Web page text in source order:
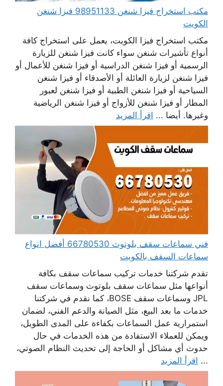
مكتب استخراج فيزا شنغن 98951133 فيزا شنغن
الكويت
مكتب استخراج فيزا الكويت، يعمل على استخراج كافة
أنواع تأشيرات شنغن سواء كانت فيزا شنغن للزيارة
الرسمية أو فيزا شنغن الدراسية أو فيزا شنغن للأعمال أو
فيزا شنغن لزيارة العائلة أو الأصدقاء أو فيزا شنغن
السياحية أو فيزا شنغن الطبية أو فيزا شنغن لعبور
المطار أو فيزا شنغن للأزواج أو فيزا شنغن الرياضية
وغيرها. أيضا ... اقرأ المزيد
فني سماعات سقف بلوتوث 66780530 أفضل انواع
سماعات السقف بالكويت
تقدم شركتنا خدمات تركيب سماعات سقف بكافة
أنواعها مثل سماعات سقف بلوتوث وسماعات سقف
JPL وسماعات سقف BOSE، كما نقدم في شركتنا
خدمات ما بعد البيع، مثل الصيانة والدعم الفني، لضمان
استمرارية عمل السماعات بكفاءة على المدى الطويل،
ويمكن للعملاء الاستفادة من هذه الخدمات في حال
حدوث أي مشاكل أو الحاجة إلى تحديث النظام الصوتي،
... اقرأ المزيد